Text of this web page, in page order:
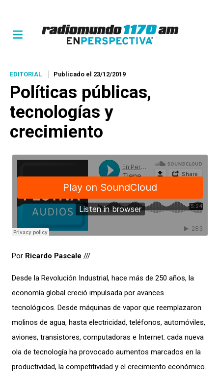
EDITORIAL Publicado el 23/12/2019
Políticas públicas,
tecnologías y
crecimiento
Por Ricardo Pascale ///
Desde la Revolución Industrial, hace más de 250 años, la
economía global creció impulsada por avances
tecnológicos. Desde máquinas de vapor que reemplazaron
molinos de agua, hasta electricidad, teléfonos, automóviles,
aviones, transistores, computadoras e Internet: cada nueva
ola de tecnología ha provocado aumentos marcados en la
productividad, la competitividad y el crecimiento económico.